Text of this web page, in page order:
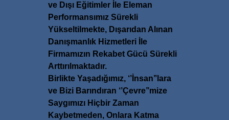
ve Dışı Eğitimler İle Eleman
Performansımız Sürekli
Yükseltilmekte, Dışarıdan Alınan
Danışmanlık Hizmetleri İle
Firmamızın Rekabet Gücü Sürekli
Arttırılmaktadır.
Birlikte Yaşadığımız, ‘’İnsan’’lara
ve Bizi Barındıran ‘’Çevre’’mize
Saygımızı Hiçbir Zaman
Kaybetmeden, Onlara Katma